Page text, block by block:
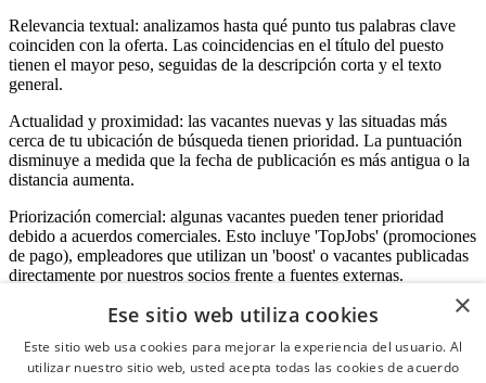
Relevancia textual: analizamos hasta qué punto tus palabras clave
coinciden con la oferta. Las coincidencias en el título del puesto
tienen el mayor peso, seguidas de la descripción corta y el texto
general.
Actualidad y proximidad: las vacantes nuevas y las situadas más
cerca de tu ubicación de búsqueda tienen prioridad. La puntuación
disminuye a medida que la fecha de publicación es más antigua o la
distancia aumenta.
Priorización comercial: algunas vacantes pueden tener prioridad
debido a acuerdos comerciales. Esto incluye 'TopJobs' (promociones
de pago), empleadores que utilizan un 'boost' o vacantes publicadas
directamente por nuestros socios frente a fuentes externas.
Acceso empresas
×
Ese sitio web utiliza cookies
Este sitio web usa cookies para mejorar la experiencia del usuario. Al
utilizar nuestro sitio web, usted acepta todas las cookies de acuerdo